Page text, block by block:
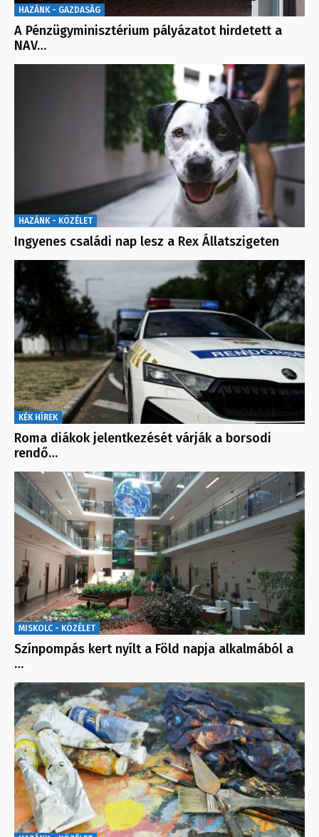
HAZÁNK - GAZDASÁG
A Pénzügyminisztérium pályázatot hirdetett a
NAV…
HAZÁNK - KÖZÉLET
Ingyenes családi nap lesz a Rex Állatszigeten
KÉK HÍREK
Roma diákok jelentkezését várják a borsodi
rendő…
MISKOLC - KÖZÉLET
Színpompás kert nyílt a Föld napja alkalmából a
…